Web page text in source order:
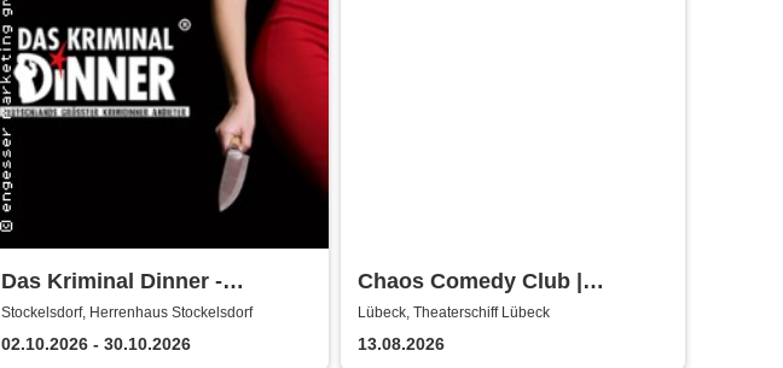
Das Kriminal Dinner -
Krimidinner: Ein
Behördenmord
Stockelsdorf, Herrenhaus Stockelsdorf
02.10.2026 - 30.10.2026
Chaos Comedy Club |
Theaterschiff Lübeck
Lübeck, Theaterschiff Lübeck
13.08.2026